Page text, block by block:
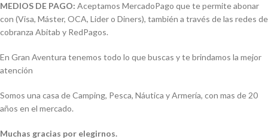
MEDIOS DE PAGO: Aceptamos MercadoPago que te permite abonar
con (Visa, Máster, OCA, Lider o Diners), también a través de las redes de
cobranza Abitab y RedPagos.
En Gran Aventura tenemos todo lo que buscas y te brindamos la mejor
atención
Somos una casa de Camping, Pesca, Náutica y Armería, con mas de 20
años en el mercado.
Muchas gracias por elegirnos.